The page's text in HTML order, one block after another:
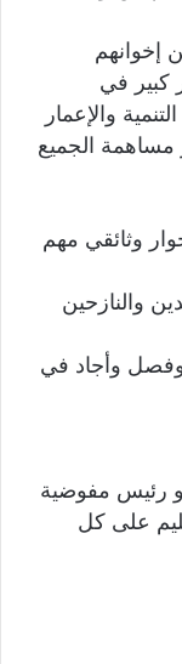
إخوانهم
كبير في
والإعمار
مساهمة الجميع
وثائقي مهم
والنازحين
وأجاد في
رئيس مفوضية
على كل